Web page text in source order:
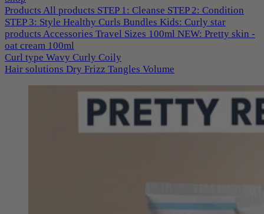
Products All products STEP 1: Cleanse STEP 2: Condition
STEP 3: Style Healthy Curls Bundles Kids: Curly star
products Accessories Travel Sizes 100ml NEW: Pretty skin -
oat cream 100ml
Curl type Wavy Curly Coily
Hair solutions Dry Frizz Tangles Volume